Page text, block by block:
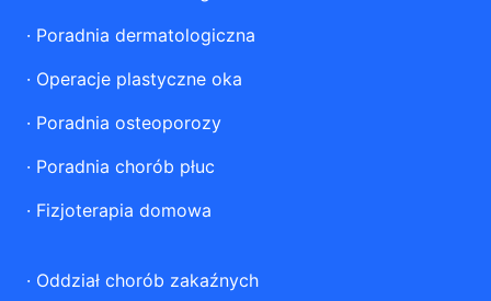
· Poradnia dermatologiczna
· Operacje plastyczne oka
· Poradnia osteoporozy
· Poradnia chorób płuc
· Fizjoterapia domowa
· Oddział chorób zakaźnych